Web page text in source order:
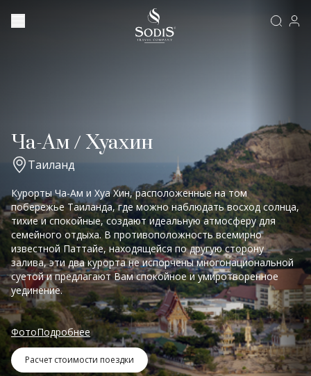
Ча-Ам / Хуахин
Таиланд
ФотоПодробнее
Расчет стоимости поездки
Курорты Ча-Ам и Хуа Хин, расположенные на том
побережье Таиланда, где можно наблюдать восход солнца,
тихие и спокойные, создают идеальную атмосферу для
семейного отдыха. В противоположность всемирно
известной Паттайе, находящейся по другую сторону
залива, эти два курорта не испорчены многонациональной
суетой и предлагают Вам спокойное и умиротворенное
уединение.